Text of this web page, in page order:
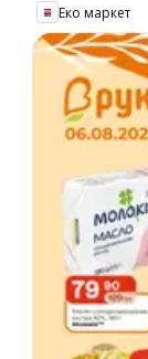
Еко маркет